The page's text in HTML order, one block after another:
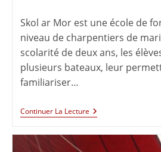
Skol ar Mor est une école de
niveau de charpentiers de
scolarité de deux ans, les
plusieurs bateaux, leur
familiariser…
Continuer La Lecture